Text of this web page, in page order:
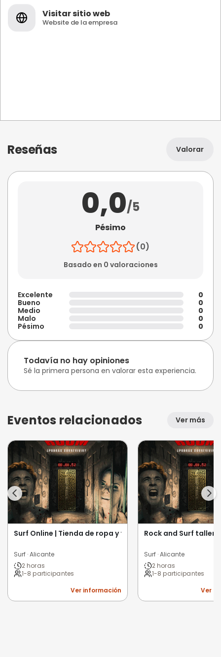
Visitar sitio web
Website de la empresa
Reseñas Valorar
0,0/5
Pésimo
(0)
Basado en 0 valoraciones
Excelente
0
Bueno
0
Medio
0
Malo
0
Pésimo
0
Todavía no hay opiniones
Sé la primera persona en valorar esta experiencia.
Eventos relacionados Ver más
Surf Online | Tienda de ropa y tablas de surf
Surf · Alicante
2 horas
1-8 participantes
Ver información
Rock and Surf taller
Surf · Alicante
2 horas
1-8 participantes
Ver